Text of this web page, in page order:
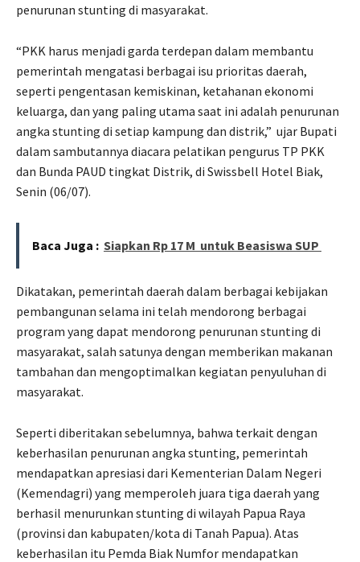
penurunan stunting di masyarakat.
“PKK harus menjadi garda terdepan dalam membantu
pemerintah mengatasi berbagai isu prioritas daerah,
seperti pengentasan kemiskinan, ketahanan ekonomi
keluarga, dan yang paling utama saat ini adalah penurunan
angka stunting di setiap kampung dan distrik,” ujar Bupati
dalam sambutannya diacara pelatikan pengurus TP PKK
dan Bunda PAUD tingkat Distrik, di Swissbell Hotel Biak,
Senin (06/07).
Baca Juga : Siapkan Rp 17 M untuk Beasiswa SUP
Dikatakan, pemerintah daerah dalam berbagai kebijakan
pembangunan selama ini telah mendorong berbagai
program yang dapat mendorong penurunan stunting di
masyarakat, salah satunya dengan memberikan makanan
tambahan dan mengoptimalkan kegiatan penyuluhan di
masyarakat.
Seperti diberitakan sebelumnya, bahwa terkait dengan
keberhasilan penurunan angka stunting, pemerintah
mendapatkan apresiasi dari Kementerian Dalam Negeri
(Kemendagri) yang memperoleh juara tiga daerah yang
berhasil menurunkan stunting di wilayah Papua Raya
(provinsi dan kabupaten/kota di Tanah Papua). Atas
keberhasilan itu Pemda Biak Numfor mendapatkan